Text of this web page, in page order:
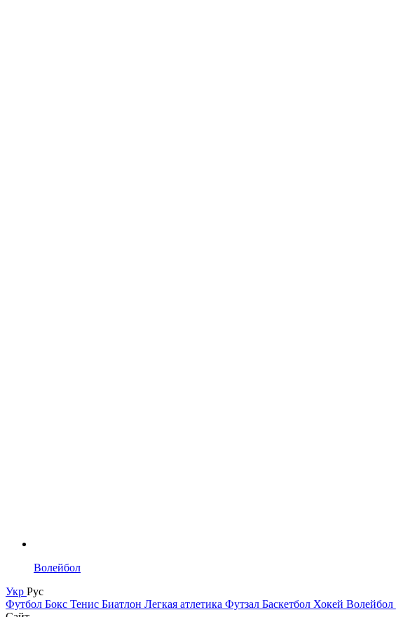
Волейбол
Укр Рус
Футбол Бокс Тенис Биатлон Легкая атлетика Футзал Баскетбол Хокей Волейбол